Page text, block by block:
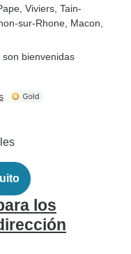
, Viviers , Tain-
sur-Rhone , Macon
bienvenidas
los